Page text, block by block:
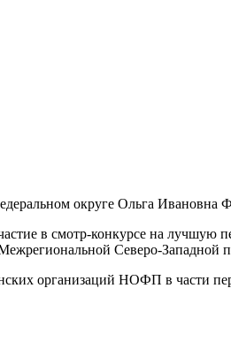
округе Ольга Ивановна
в смотр-конкурсе на
Северо-
организаций НОФП в части